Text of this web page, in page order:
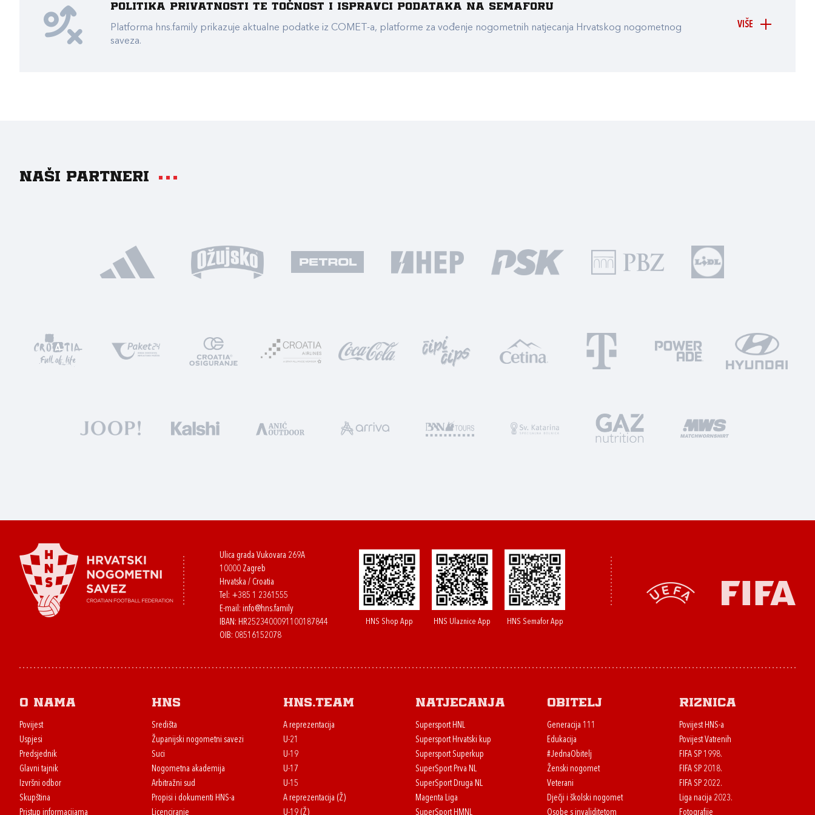
VIŠE
Politika privatnosti te točnost i ispravci podataka na Semaforu
Platforma hns.family prikazuje aktualne podatke iz COMET-a, platforme za vođenje nogometnih natjecanja Hrvatskog nogometnog
saveza.
Naši partneri
Ulica grada Vukovara 269A
10000 Zagreb
Hrvatska / Croatia
Tel: +385 1 2361555
E-mail: info@hns.family
IBAN: HR2523400091100187844
OIB: 08516152078
HNS Shop App HNS Ulaznice App HNS Semafor App
O nama
Povijest
Uspjesi
Predsjednik
Glavni tajnik
Izvršni odbor
Skupština
Pristup informacijama
HNS
Središta
Županijski nogometni savezi
Suci
Nogometna akademija
Arbitražni sud
Propisi i dokumenti HNS-a
Licenciranje
HNS.team
A reprezentacija
U-21
U-19
U-17
U-15
A reprezentacija (Ž)
U-19 (Ž)
Natjecanja
Supersport HNL
Supersport Hrvatski kup
Supersport Superkup
SuperSport Prva NL
SuperSport Druga NL
Magenta Liga
SuperSport HMNL
Obitelj
Generacija 111
Edukacija
#JednaObitelj
Ženski nogomet
Veterani
Dječji i školski nogomet
Osobe s invaliditetom
Riznica
Povijest HNS-a
Povijest Vatrenih
FIFA SP 1998.
FIFA SP 2018.
FIFA SP 2022.
Liga nacija 2023.
Fotografije